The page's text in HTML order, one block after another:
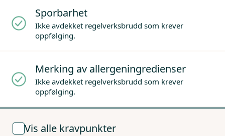
Sporbarhet
Ikke avdekket regelverksbrudd som krever
oppfølging.
Merking av allergeningredienser
Ikke avdekket regelverksbrudd som krever
oppfølging.
Vis alle kravpunkter